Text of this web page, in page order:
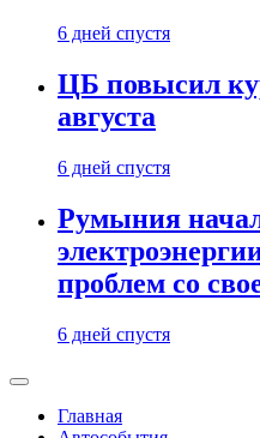
6 дней спустя
ЦБ повысил
августа
6 дней спустя
Румыния
проблем со
6 дней спустя
Главная